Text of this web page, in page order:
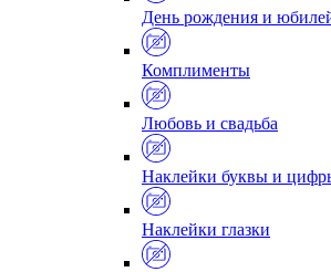
День рождения и
Комплименты
Любовь и свадьба
Наклейки буквы и
Наклейки глазки